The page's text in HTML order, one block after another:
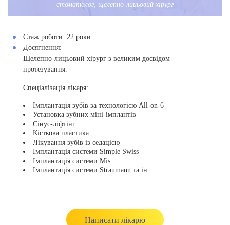
стоматолог, щелепно-лицьовий хірург
Стаж роботи: 22 роки
Досягнення:
Щелепно-лицьовий хірург з великим досвідом
протезування.
Спеціалізація лікаря:
Імплантація зубів за технологією All-on-6
Установка зубних міні-імплантів
Сінус-ліфтінг
Кісткова пластика
Лікування зубів із седацією
Імплантація системи Simple Swiss
Імплантація системи Mis
Імплантація системи Straumann та ін.
Написати лікарю